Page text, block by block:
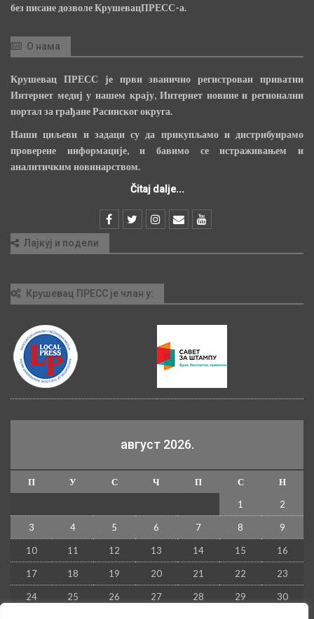
без писане дозволе КрушевацПРЕСС-а.
О нама
Крушевац ПРЕСС је први званично регистрован приватни
Интернет медиј у нашем крају, Интернет новине и регионални
портал за грађане Расинског округа.
Наши циљеви и задаци су да прикупљамо и дистрибуирамо
проверене информације, и бавимо се истраживањем и
аналитичким новинарством.
Čitaj dalje...
Лајкуј и подели
Крушевац ПРЕСС је члан у:
август 2026.
П У С Ч П С
Н
1
2
3 4 5 6 7 8 9
10 11 12 13 14 15 16
17 18 19 20 21 22 23
24 25 26 27 28 29 30